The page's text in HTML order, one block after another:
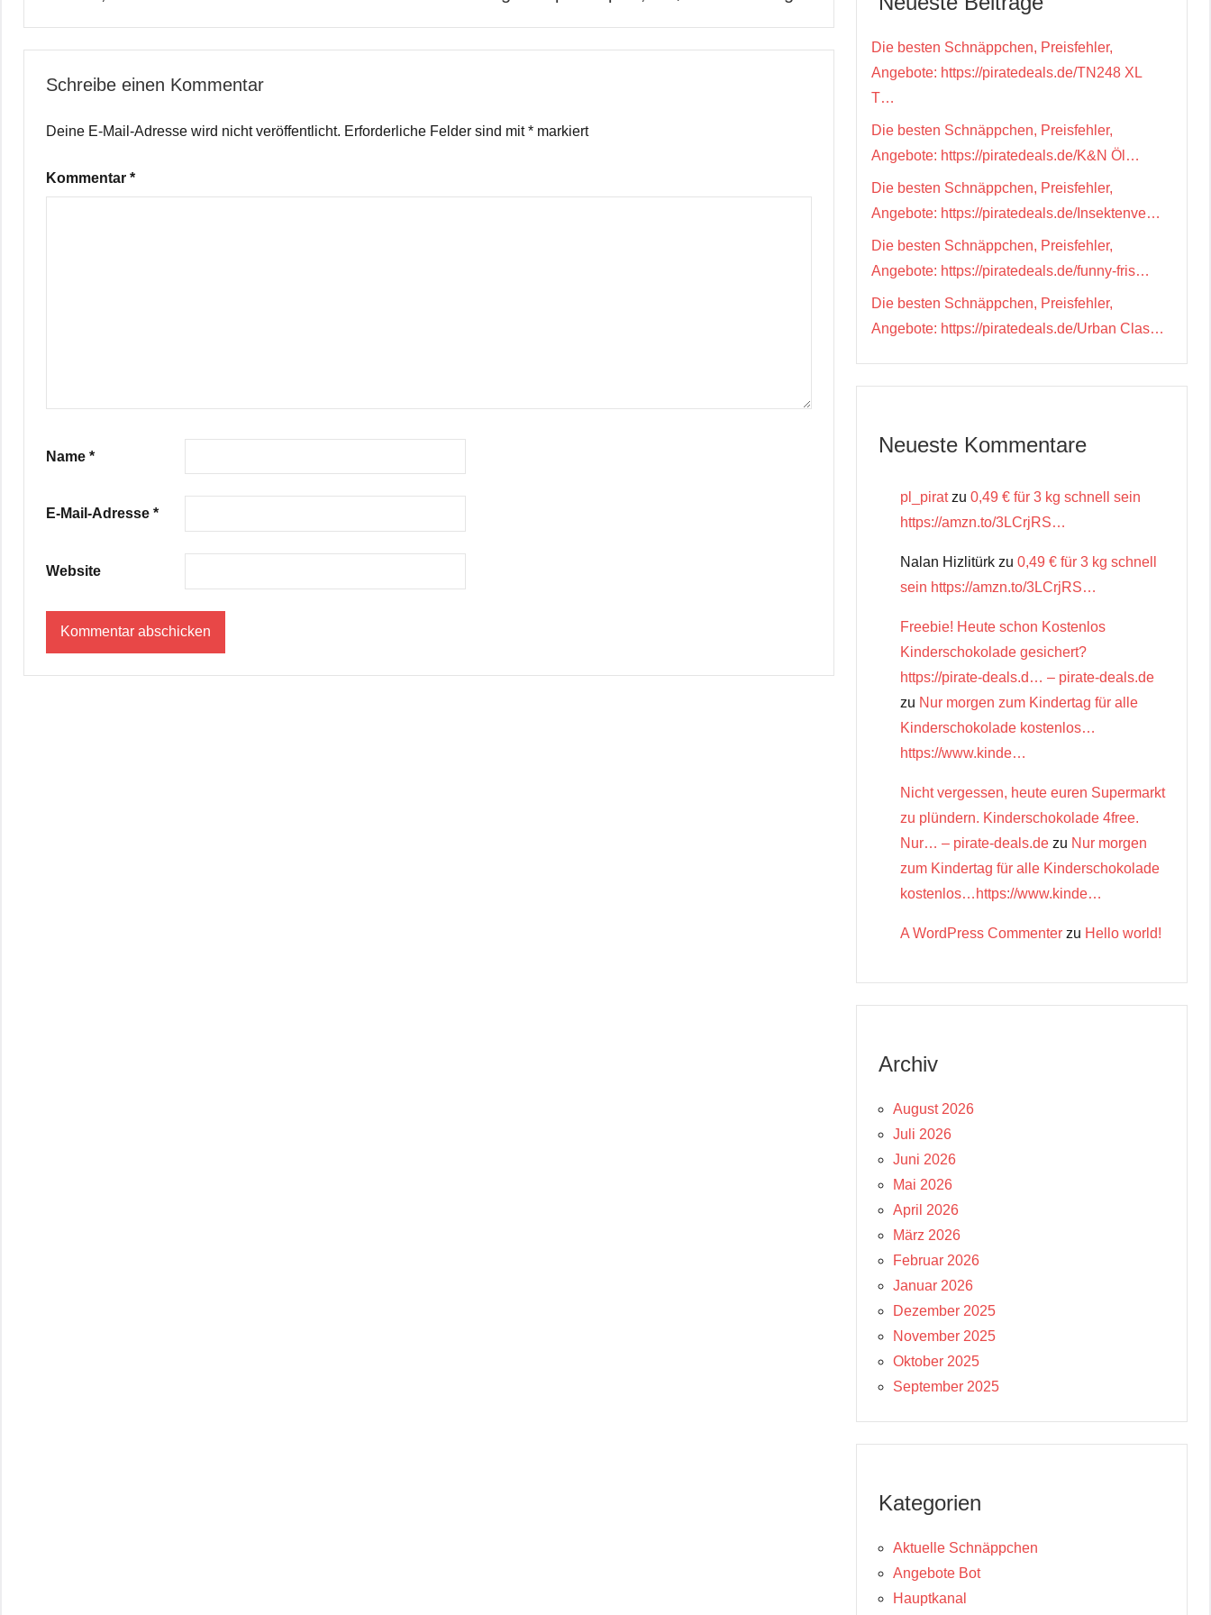
Schreibe einen Kommentar
Deine E-Mail-Adresse wird nicht veröffentlicht. Erforderliche Felder sind mit* markiert
Kommentar *
Name *
E-Mail-Adresse *
Website
Die besten Schnäppchen, Preisfehler,
Angebote: https://piratedeals.de/TN248 XL
T…
Die besten Schnäppchen, Preisfehler,
Angebote: https://piratedeals.de/K&N Öl…
Die besten Schnäppchen, Preisfehler,
Angebote: https://piratedeals.de/Insektenve…
Die besten Schnäppchen, Preisfehler,
Angebote: https://piratedeals.de/funny-fris…
Die besten Schnäppchen, Preisfehler,
Angebote: https://piratedeals.de/Urban Clas…
Neueste Kommentare
pl_piratzu 0,49 € für 3 kg schnell sein
https://amzn.to/3LCrjRS…
Nalan Hizlitürk zu 0,49 € für 3 kg schnell
sein https://amzn.to/3LCrjRS…
Freebie! Heute schon Kostenlos
Kinderschokolade gesichert?
https://pirate-deals.d… – pirate-deals.de
zu Nur morgen zum Kindertag für alle
Kinderschokolade kostenlos…
https://www.kinde…
Nicht vergessen, heute euren Supermarkt
zu plündern. Kinderschokolade 4free.
Nur… – pirate-deals.de zu Nur morgen
zum Kindertag für alle Kinderschokolade
kostenlos…https://www.kinde…
A WordPress Commenter zu Hello world!
Archiv
August 2026
Juli 2026
Juni 2026
Mai 2026
April 2026
März 2026
Februar 2026
Januar 2026
Dezember 2025
November 2025
Oktober 2025
September 2025
Kategorien
Aktuelle Schnäppchen
Angebote Bot
Hauptkanal